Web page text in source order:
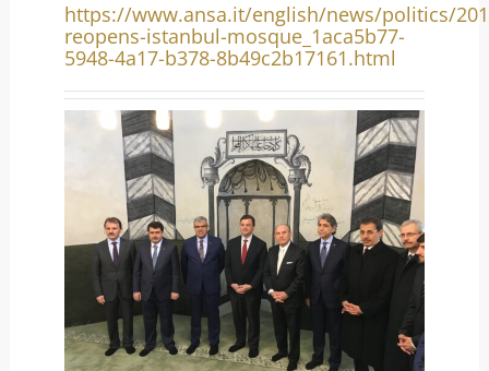
https://www.ansa.it/english/news/politics/
reopens-istanbul-mosque_1aca5b77-
5948-4a17-b378-8b49c2b17161.html